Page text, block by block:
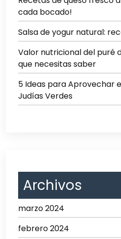
cada bocado!
Salsa de yogur natural:
Valor nutricional del puré
que necesitas saber
5 Ideas para Aprovechar
Judías Verdes
Archivos
marzo 2024
febrero 2024